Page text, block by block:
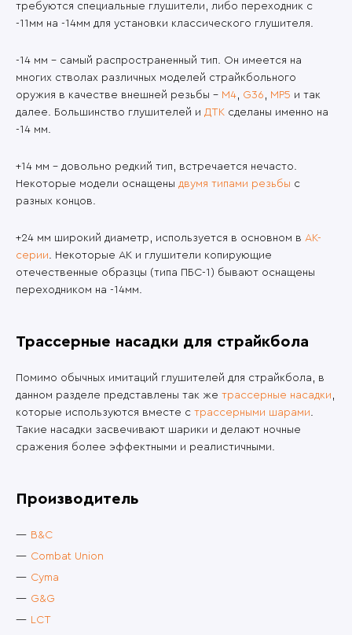
требуются специальные глушители, либо переходник с
-11мм на -14мм для установки классического глушителя.
-14 мм – самый распространенный тип. Он имеется на
многих стволах различных моделей страйкбольного
оружия в качестве внешней резьбы – M4, G36 , MP5 и так
далее. Большинство глушителей и ДТК сделаны именно на
-14 мм.
+14 мм – довольно редкий тип, встречается нечасто.
Некоторые модели оснащены двумя типами резьбы с
разных концов.
+24 мм широкий диаметр, используется в основном в АК-
серии. Некоторые АК и глушители копирующие
отечественные образцы (типа ПБС-1) бывают оснащены
переходником на -14мм.
Трассерные насадки для страйкбола
Помимо обычных имитаций глушителей для страйкбола, в
данном разделе представлены так же трассерные насадки ,
которые используются вместе с трассерными шарами.
Такие насадки засвечивают шарики и делают ночные
сражения более эффектными и реалистичными.
Производитель
B&C
Combat Union
Cyma
G&G
LCT